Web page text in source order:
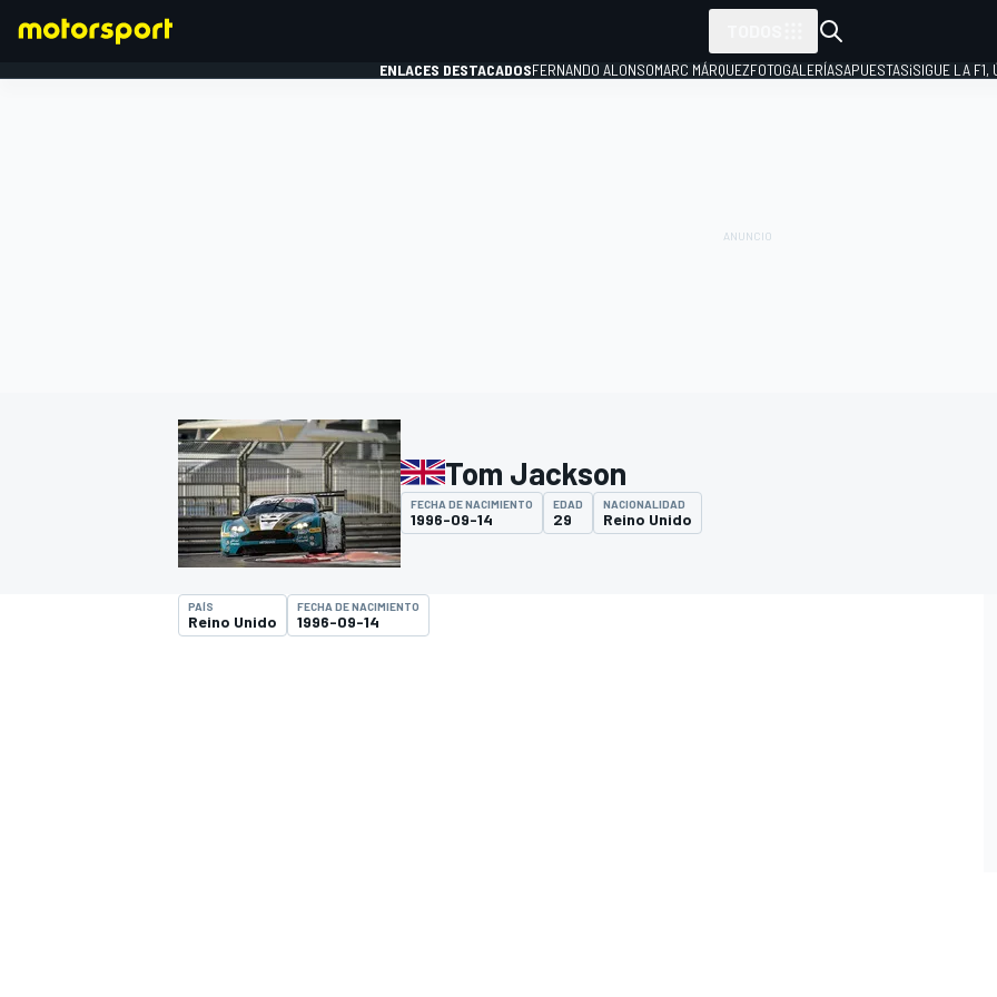
INDYCAR
ENLACES DESTACADOSFERNANDO ALONSOMARC MÁRQUEZFOTOGALERÍASAPUESTAS¡SIGUE LA F1,
Tom Jackson
FECHA DE NACIMIENTO
1996-09-14
EDAD
29
NACIONALIDAD
Reino Unido
PAÍS
Reino Unido
FECHA DE NACIMIENTO
1996-09-14